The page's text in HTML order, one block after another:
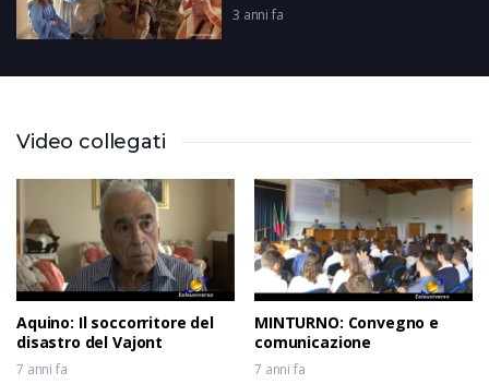
3 anni fa
CASSINO: File al Pronto Soccorso
3 anni fa
Video collegati
Aquino: Il soccorritore del
disastro del Vajont
7 anni fa
MINTURNO: Convegno e
comunicazione
7 anni fa